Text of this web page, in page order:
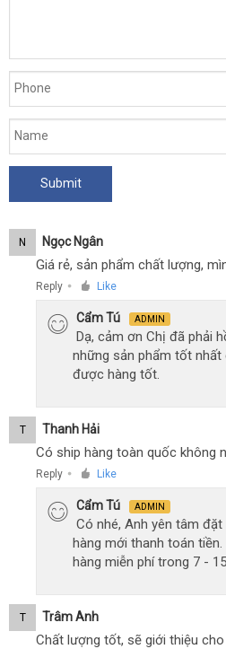
N Ngọc Ngân
Giá rẻ, sản phẩm chất lượng,
Reply ● Like
Cẩm Tú ADMIN
Dạ, cảm ơn Chị đã phải
những sản phẩm tốt nhất
được hàng tốt.
T Thanh Hải
Có ship hàng toàn quốc không
Reply ● Like
Cẩm Tú ADMIN
Có nhé, Anh yên tâm
hàng mới thanh toán
hàng miễn phí trong 7 -
T Trâm Anh
Chất lượng tốt, sẽ giới thiệu cho